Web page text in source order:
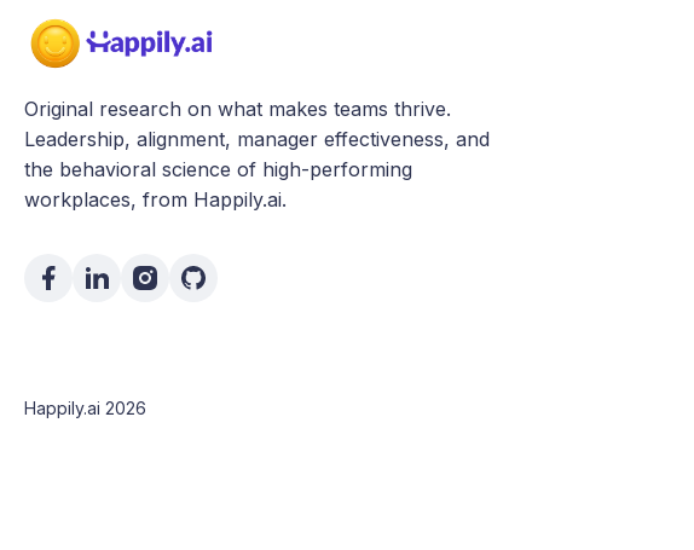
Original research on what makes teams thrive.
Leadership, alignment, manager effectiveness, and
the behavioral science of high-performing
workplaces, from Happily.ai.
Happily.ai 2026